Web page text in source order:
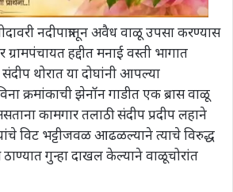
नदीपात्रातून अवैध वाळू उपसा करण्यास
हद्दीत मनाई वस्ती भागात
थोरात या दोघांनी आपल्या
क्रमांकाची झेनॉन गाडीत एक ब्रास वाळू
कामगार तलाठी संदीप प्रदीप लहाने
विट भट्टीजवळ आढळल्याने त्याचे विरुद्ध
गुन्हा दाखल केल्याने वाळूचोरांत